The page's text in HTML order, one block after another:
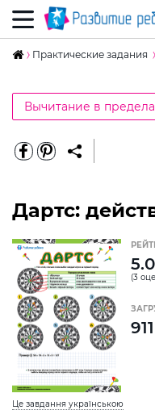
Практические задания
Вычитание в
Дартс:
Це завдання українською
(3
911